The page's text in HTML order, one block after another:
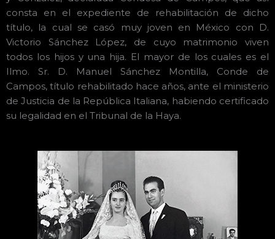
consta en el expediente de rehabilitación de dicho
título, la cual se casó muy joven en México con D.
Victorio Sánchez López, de cuyo matrimonio viven
todos los hijos y una hija. El mayor de los cuales es el
Ilmo. Sr. D. Manuel Sánchez Montilla, Conde de
Campos, título rehabilitado hace años, ante el ministerio
de Justicia de la República Italiana, habiendo certificado
su legalidad en el Tribunal de la Haya.